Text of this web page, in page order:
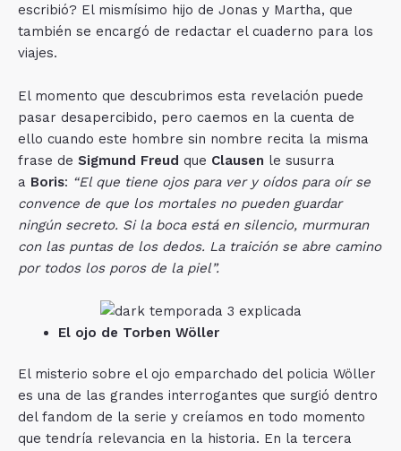
escribió? El mismísimo hijo de Jonas y Martha, que
también se encargó de redactar el cuaderno para los
viajes.
El momento que descubrimos esta revelación puede
pasar desapercibido, pero caemos en la cuenta de
ello cuando este hombre sin nombre recita la misma
frase de Sigmund Freud que Clausen le susurra
a Boris: “El que tiene ojos para ver y oídos para oír se
convence de que los mortales no pueden guardar
ningún secreto. Si la boca está en silencio, murmuran
con las puntas de los dedos. La traición se abre camino
por todos los poros de la piel”.
El ojo de Torben Wöller
El misterio sobre el ojo emparchado del policia Wöller
es una de las grandes interrogantes que surgió dentro
del fandom de la serie y creíamos en todo momento
que tendría relevancia en la historia. En la tercera